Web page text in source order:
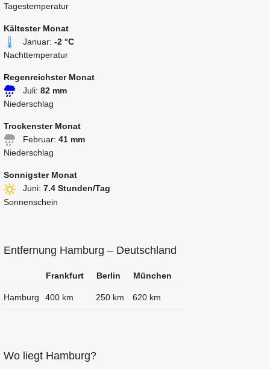
Tagestemperatur
Kältester Monat
Januar: -2 °C
Nachttemperatur
Regenreichster Monat
Juli: 82 mm
Niederschlag
Trockenster Monat
Februar: 41 mm
Niederschlag
Sonnigster Monat
Juni: 7.4 Stunden/Tag
Sonnenschein
Entfernung Hamburg – Deutschland
Frankfurt Berlin München
Hamburg 400 km 250 km 620 km
Wo liegt Hamburg?